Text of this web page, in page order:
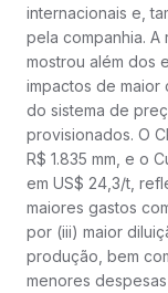
internacionais e,
pela companhia.
mostrou além dos
impactos de maior
do sistema de
provisionados. O
R$ 1.835 mm, e o
em US$ 24,3/t,
maiores gastos
por (iii) maior
produção, bem
menores